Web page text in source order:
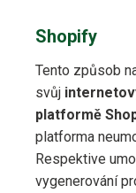
Shopify
Tento způsob
svůj
platformě
platforma
Respektive
vygenerování